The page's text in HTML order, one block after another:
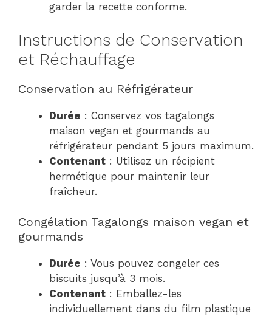
garder la recette conforme.
Instructions de Conservation
et Réchauffage
Conservation au Réfrigérateur
Durée : Conservez vos tagalongs
maison vegan et gourmands au
réfrigérateur pendant 5 jours maximum.
Contenant : Utilisez un récipient
hermétique pour maintenir leur
fraîcheur.
Congélation Tagalongs maison vegan et
gourmands
Durée : Vous pouvez congeler ces
biscuits jusqu’à 3 mois.
Contenant : Emballez-les
individuellement dans du film plastique